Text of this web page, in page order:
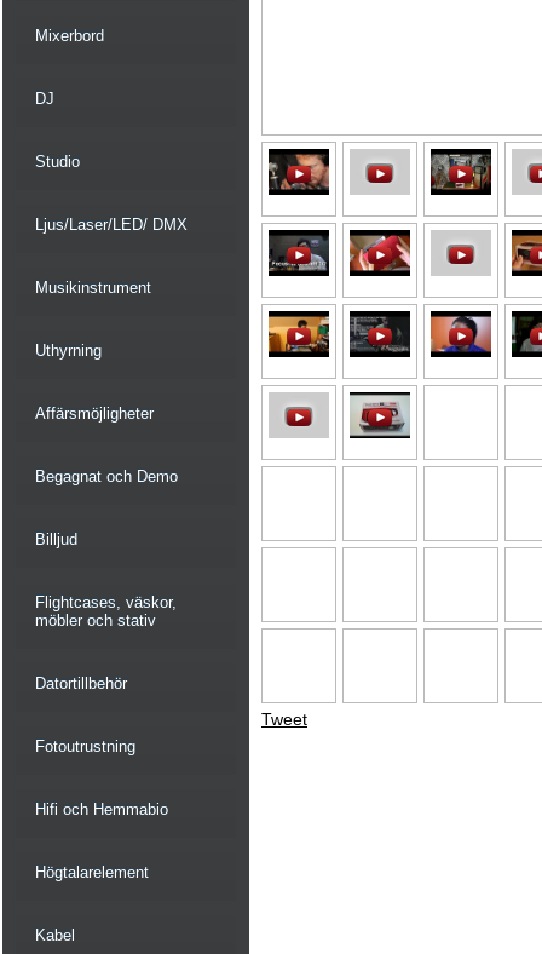
Mixerbord
DJ
Studio
Ljus/Laser/LED/ DMX
Musikinstrument
Uthyrning
Affärsmöjligheter
Begagnat och Demo
Billjud
Flightcases, väskor,
möbler och stativ
Datortillbehör
Fotoutrustning
Hifi och Hemmabio
Högtalarelement
Kabel
Tweet